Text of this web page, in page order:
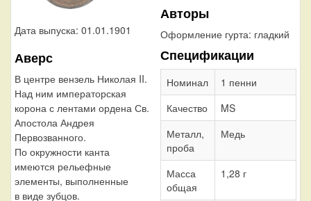
Дата выпуска: 01.01.1901
Аверс
В центре вензель Николая II.
Над ним императорская
корона с лентами ордена Св.
Апостола Андрея
Первозванного.
По окружности канта
имеются рельефные
элементы, выполненные
в виде зубцов.
Авторы
Оформление гурта: гладкий
Спецификации
Номинал
1 пенни
Качество
MS
Металл,
проба
Медь
Масса
общая
1,28 г